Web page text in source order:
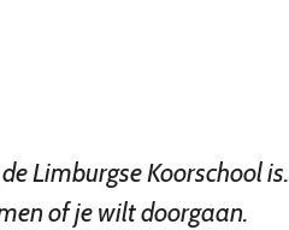
Limburgse Koorschool is.
of je wilt doorgaan.